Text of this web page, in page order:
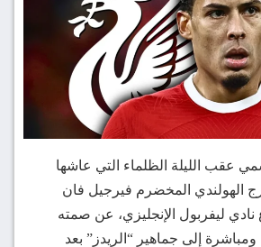
عقب الليلة الظلماء التي عاشها
الهولندي المخضرم فيرجيل فان
نادي ليفربول الإنجليزي، عن صمته
إلى جماهير “الريدز” بعد